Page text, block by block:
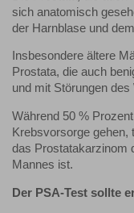
sich anatomisch
der Harnblase und
Insbesondere ältere
Prostata, die auch
und mit Störungen
Während 50 %
Krebsvorsorge gehen,
das Prostatakarzinom
Mannes ist.
Der PSA-Test sollte